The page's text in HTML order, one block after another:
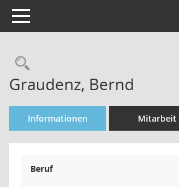
Toggle navigation
Rechercheauswahl
Graudenz, Bernd
Informationen Mitarbeit
Beruf